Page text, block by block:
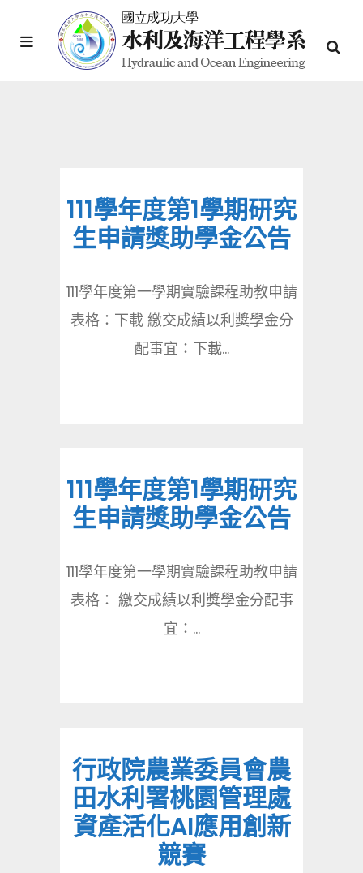
111學年度第1學期研究
生申請獎助學金公告
111學年度第一學期實驗課程助教申請
表格：下載 繳交成績以利獎學金分
配事宜：下載...
111學年度第1學期研究
生申請獎助學金公告
111學年度第一學期實驗課程助教申請
表格： 繳交成績以利獎學金分配事
宜：...
行政院農業委員會農
田水利署桃園管理處
資產活化AI應用創新
競賽